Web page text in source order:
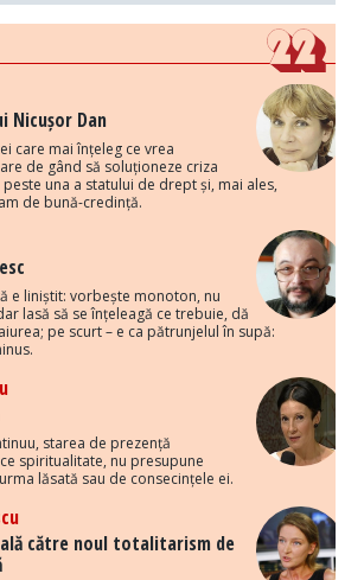
Nicușor Dan
care mai înțeleg ce vrea
de gând să soluționeze criza
una a statului de drept și, mai ales,
de bună-credință.
e liniștit: vorbește monoton, nu
lasă să se înțeleagă ce trebuie, dă
pe scurt – e ca pătrunjelul în supă:
starea de prezență
spiritualitate, nu presupune
lăsată sau de consecințele ei.
către noul totalitarism de